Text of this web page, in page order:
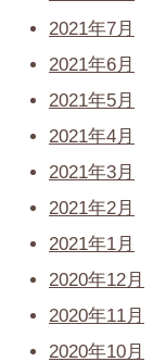
2021年7月
2021年6月
2021年5月
2021年4月
2021年3月
2021年2月
2021年1月
2020年12月
2020年11月
2020年10月